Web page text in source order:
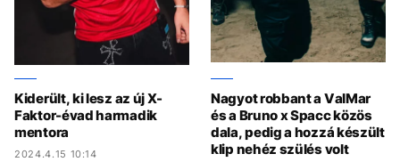
Kiderült, ki lesz az új X-
Faktor-évad harmadik
mentora
2024.4.15 10:14
Nagyot robbant a ValMar
és a Bruno x Spacc közös
dala, pedig a hozzá készült
klip nehéz szülés volt